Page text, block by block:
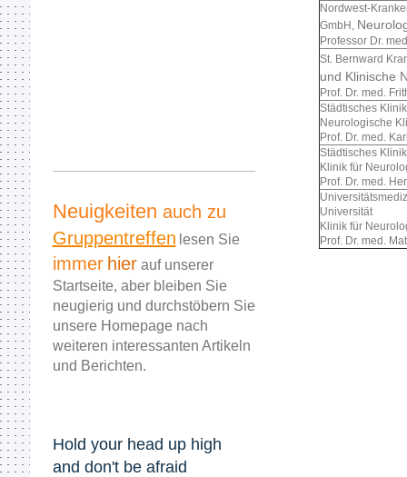
Nordwest-
GmbH,
Professor Dr.
St. Bernward
und Klinische
Prof. Dr. med.
Städtisches
Neurologische
Prof. Dr. med.
Städtisches
Klinik für
Prof. Dr. med.
Universität
Klinik für
Prof. Dr. med.
Neuigkeiten auch zu
Gruppentreffen lesen Sie
immer hierauf unserer
Startseite, aber bleiben Sie
neugierig und durchstöbern Sie
unsere Homepage nach
weiteren interessanten Artikeln
und Berichten.
Hold your head up high
and don't be afraid